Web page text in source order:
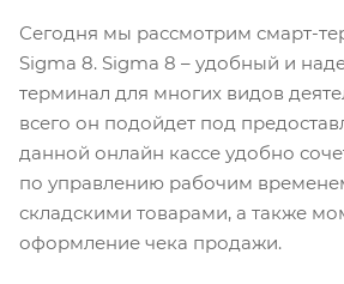
Сегодня мы рассмотрим смарт-
Sigma 8. Sigma 8 – удобный и
терминал для многих видов
всего он подойдет под
данной онлайн кассе удобно
по управлению рабочим
складскими товарами, а также
оформление чека продажи.